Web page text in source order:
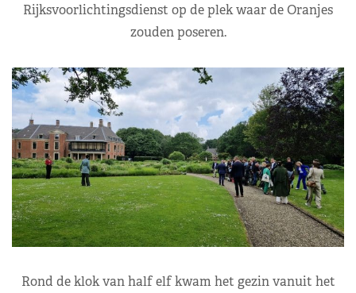
Rijksvoorlichtingsdienst op de plek waar de Oranjes
zouden poseren.
Rond de klok van half elf kwam het gezin vanuit het